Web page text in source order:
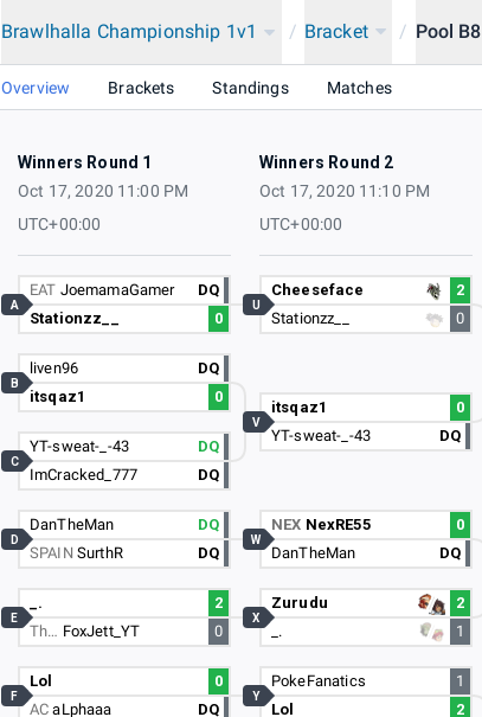
Brawlhalla Championship 1v1 / Bracket / Pool B8
Overview Brackets Standings Matches
Winners Round 1
Oct 17, 2020 11:00 PM
UTC+00:00
Winners Round 2
Oct 17, 2020 11:10 PM
UTC+00:00
EAT JoemamaGamer
DQ
Stationzz__
0
A
liven96
DQ
itsqaz1
0
B
YT-sweat-_-43
DQ
ImCracked_777
DQ
C
DanTheMan
DQ
SPAIN SurthR DQ
D
_.
2
Th… FoxJett_YT 0
E
Lol
0
ACaLphaaa DQ
F
Cheeseface
2
Stationzz__
0
U
itsqaz1
0
YT-sweat-_-43
DQ
V
NEX NexRE55
0
DanTheMan
DQ
W
Zurudu
2
_.
1
X
PokeFanatics
1
Lol
2
Y